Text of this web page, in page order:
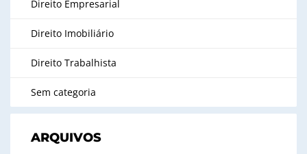
Direito Empresarial
Direito Imobiliário
Direito Trabalhista
Sem categoria
ARQUIVOS